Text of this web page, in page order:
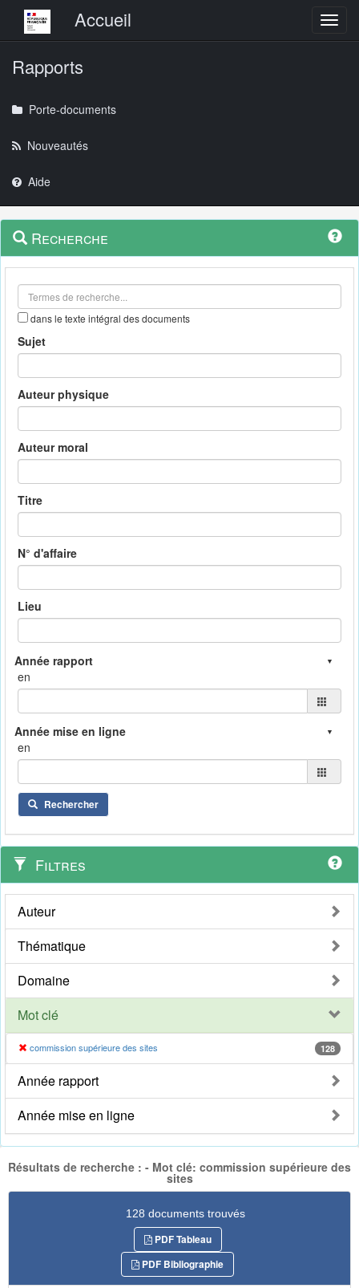
Menu principalAccueil
Rapports
Porte-documents
Nouveautés
Aide
Navigation
outils
Menu
contextuel
Recherche
dans le texte intégral des documents
Sujet
Auteur physique
Auteur moral
Titre
N° d'affaire
Lieu
en
en
Rechercher
Filtres
Auteur
Thématique
Domaine
Mot clé
commission supérieure des sites 128
Année rapport
Année mise en ligne
Résultats de recherche : - Mot clé: commission supérieure des
sites
128 documents trouvés
PDF Tableau
PDF Bibliographie